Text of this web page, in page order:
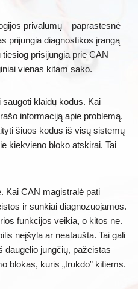
privalumų – paprastesnė
prijungia diagnostikos įrangą
prisijungia prie CAN
vienas kitam sako.
klaidų kodus. Kai
informaciją apie problemą.
šiuos kodus iš visų sistemų
kiekvieno bloko atskirai. Tai
Kai CAN magistralė pati
ir sunkiai diagnozuojamos.
funkcijos veikia, o kitos ne.
neįšyla ar neataušta. Tai gali
daugelio jungčių, pažeistas
blokas, kuris „trukdo” kitiems.